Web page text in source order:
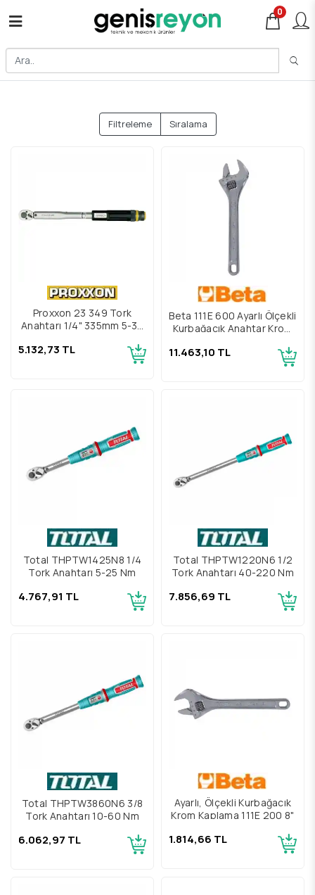
0
Filtreleme Sıralama
Proxxon 23 349 Tork
Anahtarı 1/4" 335mm 5-30
5.132,73 TL
Beta 111E 600 Ayarlı Ölçekli
Kurbağacık Anahtar Krom
11.463,10 TL
Total THPTW1425N8 1/4
Tork Anahtarı 5-25 Nm
4.767,91 TL
Total THPTW1220N6 1/2
Tork Anahtarı 40-220 Nm
7.856,69 TL
Total THPTW3860N6 3/8
Tork Anahtarı 10-60 Nm
6.062,97 TL
Ayarlı, Ölçekli Kurbağacık
Krom Kaplama 111E 200 8"
1.814,66 TL